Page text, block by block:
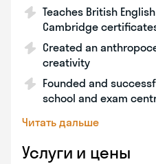
Teaches British
Cambridge
Created an
creativity
Founded and
school and exam
Читать дальше
Услуги и цены